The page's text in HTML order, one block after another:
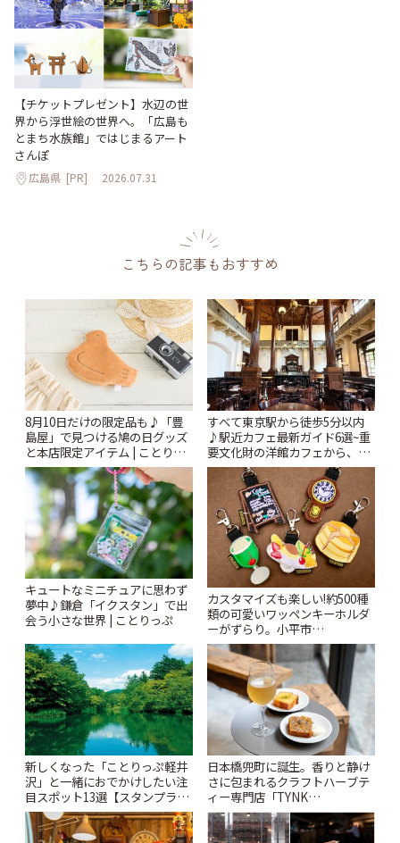
【チケットプレゼント】水辺の世
界から浮世絵の世界へ。「広島も
とまち水族館」ではじまるアート
さんぽ
広島県 [PR] 2026.07.31
こちらの記事もおすすめ
8月10日だけの限定品も♪「豊
島屋」で見つける鳩の日グッズ
と本店限定アイテム | ことりっ
ぷ
すべて東京駅から徒歩5分以内
♪駅近カフェ最新ガイド6選~重
要文化財の洋館カフェから、改
札すぐのレトロ喫茶まで~ | こと
りっぷ
キュートなミニチュアに思わず
夢中♪鎌倉「イクスタン」で出
会う小さな世界 | ことりっぷ
カスタマイズも楽しい!約500種
類の可愛いワッペンキーホルダ
ーがずらり。小平市
「Kimamaya T&K」 | ことりっ
ぷ
新しくなった「ことりっぷ軽井
沢」と一緒におでかけしたい注
目スポット13選【スタンプラリ
ー開催中】 | ことりっぷ
日本橋兜町に誕生。香りと静け
さに包まれるクラフトハーブテ
ィー専門店「TYNK
Kabutocho」 | ことりっぷ